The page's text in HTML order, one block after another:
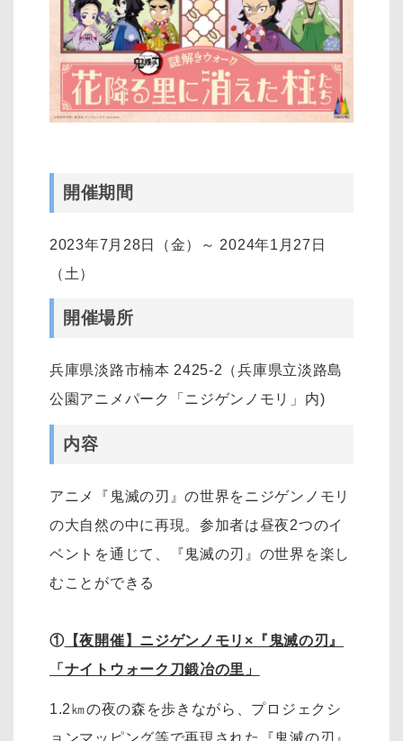
開催期間
2023年7月28日（金）～ 2024年1月27日
（土）
開催場所
兵庫県淡路市楠本 2425-2（兵庫県立淡路島
公園アニメパーク「ニジゲンノモリ」内)
内容
アニメ『鬼滅の刃』の世界をニジゲンノモリ
の大自然の中に再現。参加者は昼夜2つのイ
ベントを通じて、『鬼滅の刃』の世界を楽し
むことができる
①【夜開催】ニジゲンノモリ×『鬼滅の刃』
「ナイトウォーク刀鍛冶の里」
1.2㎞の夜の森を歩きながら、プロジェクシ
ョンマッピング等で再現された『鬼滅の刃』